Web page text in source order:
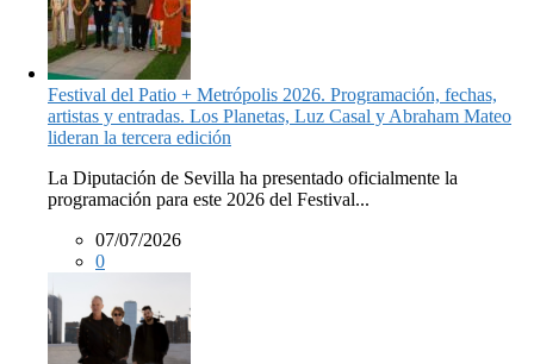
Festival del Patio + Metrópolis 2026. Programación, fechas,
artistas y entradas. Los Planetas, Luz Casal y Abraham Mateo
lideran la tercera edición
La Diputación de Sevilla ha presentado oficialmente la
programación para este 2026 del Festival...
07/07/2026
0